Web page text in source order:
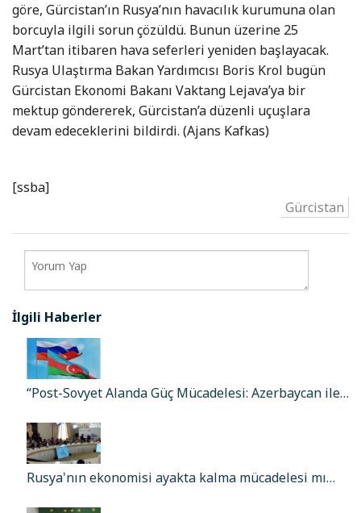
göre, Gürcistan’ın Rusya’nın havacılık kurumuna olan
borcuyla ilgili sorun çözüldü. Bunun üzerine 25
Mart’tan itibaren hava seferleri yeniden başlayacak.
Rusya Ulaştırma Bakan Yardımcısı Boris Krol bugün
Gürcistan Ekonomi Bakanı Vaktang Lejava’ya bir
mektup göndererek, Gürcistan’a düzenli uçuşlara
devam edeceklerini bildirdi. (Ajans Kafkas)
[ssba]
Gürcistan
İlgili Haberler
“Post-Sovyet Alanda Güç Mücadelesi: Azerbaycan ile…
Rusya'nın ekonomisi ayakta kalma mücadelesi mı…